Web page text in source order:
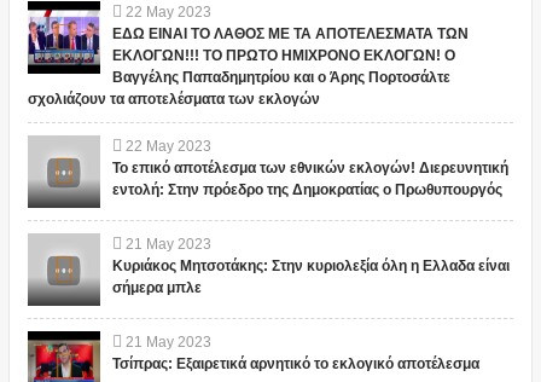
22 May 2023
ΕΔΩ ΕΙΝΑΙ ΤΟ ΛΑΘΟΣ ΜΕ ΤΑ ΑΠΟΤΕΛΕΣΜΑΤΑ ΤΩΝ
ΕΚΛΟΓΩΝ!!! ΤΟ ΠΡΩΤΟ ΗΜΙΧΡΟΝΟ ΕΚΛΟΓΩΝ! Ο
Βαγγέλης Παπαδημητρίου και ο Άρης Πορτοσάλτε
σχολιάζουν τα αποτελέσματα των εκλογών
22 May 2023
Το επικό αποτέλεσμα των εθνικών εκλογών! Διερευνητική
εντολή: Στην πρόεδρο της Δημοκρατίας ο Πρωθυπουργός
21 May 2023
Κυριάκος Μητσοτάκης: Στην κυριολεξία όλη η Ελλαδα είναι
σήμερα μπλε
21 May 2023
Τσίπρας: Εξαιρετικά αρνητικό το εκλογικό αποτέλεσμα